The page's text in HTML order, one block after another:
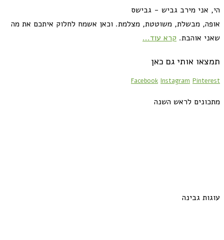
הי, אני מירב גביש - גבישס
אופה, מבשלת, משוטטת, מצלמת. וכאן אשמח לחלוק איתכם את מה
שאני אוהבת. קרא עוד...
תמצאו אותי גם כאן
Facebook Instagram Pinterest
מתכונים לראש השנה
עוגות גבינה